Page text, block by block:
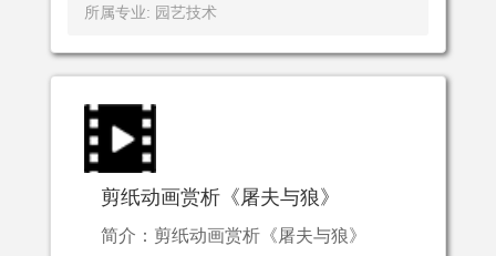
所属专业: 园艺技术
剪纸动画赏析《屠夫与狼》
简介：剪纸动画赏析《屠夫与狼》